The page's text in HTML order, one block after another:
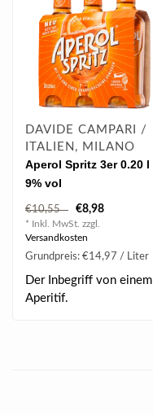
DAVIDE CAMPARI /
ITALIEN, MILANO
Aperol Spritz 3er 0.20 l
9% vol
€10,55 €8,98
* Inkl. MwSt. zzgl.
Versandkosten
Grundpreis: €14,97 / Liter
Der Inbegriff von einem
Aperitif.